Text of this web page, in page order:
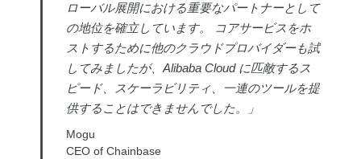
ローバル展開における重要なパートナーとして
の地位を確立しています。 コアサービスをホ
ストするために他のクラウドプロバイダーも試
してみましたが、Alibaba Cloud に匹敵するス
ピード、スケーラビリティ、一連のツールを提
供することはできませんでした。」
Mogu
CEO of Chainbase